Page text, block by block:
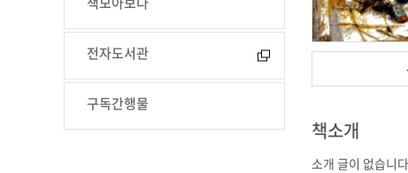
전자도서관
구독간행물
책소개
소개 글이 없습니